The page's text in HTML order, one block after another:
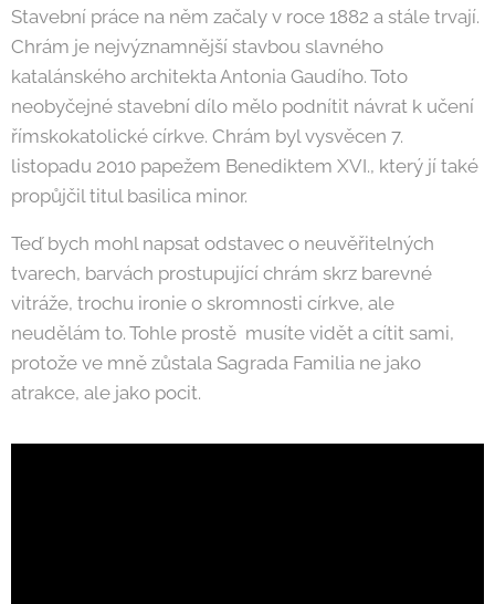
Stavební práce na něm začaly v roce 1882 a stále trvají.
Chrám je nejvýznamnější stavbou slavného
katalánského architekta Antonia Gaudího. Toto
neobyčejné stavební dílo mělo podnítit návrat k učení
římskokatolické církve. Chrám byl vysvěcen 7.
listopadu 2010 papežem Benediktem XVI., který jí také
propůjčil titul basilica minor.
Teď bych mohl napsat odstavec o neuvěřitelných
tvarech, barvách prostupující chrám skrz barevné
vitráže, trochu ironie o skromnosti církve, ale
neudělám to. Tohle prostě musíte vidět a cítit sami,
protože ve mně zůstala Sagrada Familia ne jako
atrakce, ale jako pocit.